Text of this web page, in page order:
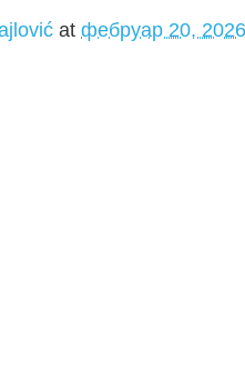
at фебруар 20, 2026